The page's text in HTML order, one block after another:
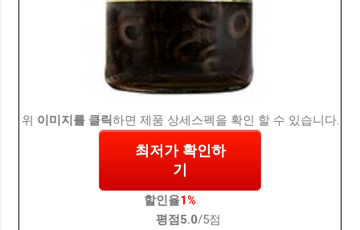
위 이미지를 클릭하면 제품 상세스펙을 확인 할 수 있습니다.
최저가 확인하
기
할인율1%
평점 5.0/5점